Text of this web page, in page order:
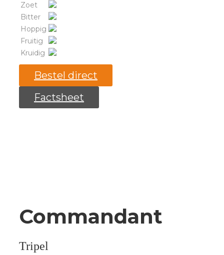
Zoet
Bitter
Hoppig
Fruitig
Kruidig
Bestel direct
Factsheet
Commandant
Tripel